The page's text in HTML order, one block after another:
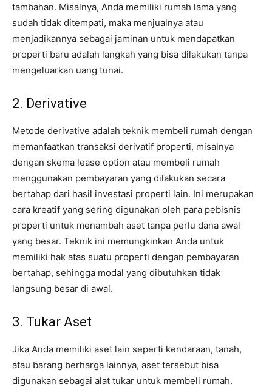
tambahan. Misalnya, Anda memiliki rumah lama yang
sudah tidak ditempati, maka menjualnya atau
menjadikannya sebagai jaminan untuk mendapatkan
properti baru adalah langkah yang bisa dilakukan tanpa
mengeluarkan uang tunai.
2. Derivative
Metode derivative adalah teknik membeli rumah dengan
memanfaatkan transaksi derivatif properti, misalnya
dengan skema lease option atau membeli rumah
menggunakan pembayaran yang dilakukan secara
bertahap dari hasil investasi properti lain. Ini merupakan
cara kreatif yang sering digunakan oleh para pebisnis
properti untuk menambah aset tanpa perlu dana awal
yang besar. Teknik ini memungkinkan Anda untuk
memiliki hak atas suatu properti dengan pembayaran
bertahap, sehingga modal yang dibutuhkan tidak
langsung besar di awal.
3. Tukar Aset
Jika Anda memiliki aset lain seperti kendaraan, tanah,
atau barang berharga lainnya, aset tersebut bisa
digunakan sebagai alat tukar untuk membeli rumah.